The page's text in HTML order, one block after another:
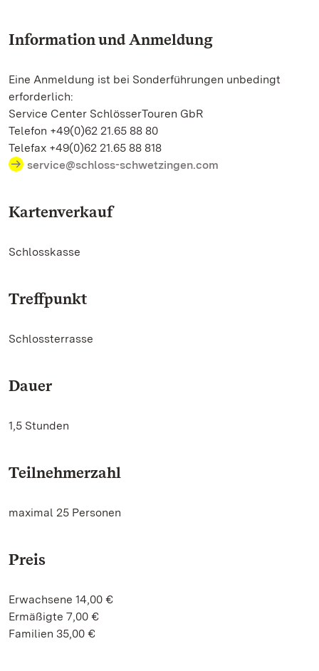
Information und Anmeldung
Eine Anmeldung ist bei Sonderführungen unbedingt
erforderlich:
Service Center SchlösserTouren GbR
Telefon +49(0)62 21.65 88 80
Telefax +49(0)62 21.65 88 818
service@schloss-schwetzingen.com
Kartenverkauf
Schlosskasse
Treffpunkt
Schlossterrasse
Dauer
1,5 Stunden
Teilnehmerzahl
maximal 25 Personen
Preis
Erwachsene 14,00 €
Ermäßigte 7,00 €
Familien 35,00 €